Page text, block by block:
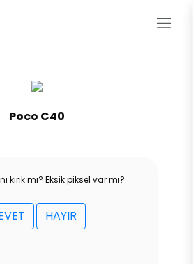
Poco C40
kırık mı? Eksik piksel var mı?
HAYIR